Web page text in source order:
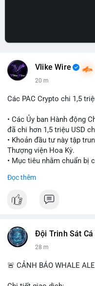
Vlike Wire
20 m
Các PAC Crypto chi 1,5
• Các Ủy ban Hành động
đã chi hơn 1,5 triệu USD
• Khoản đầu tư này tập
Thượng viện Hoa Kỳ.
• Mục tiêu nhằm chuẩn bị
#vlikevn #titanbot
Đọc thêm
Đội Trinh Sát Cá
28 m
🚨 CẢNH BÁO WHALE